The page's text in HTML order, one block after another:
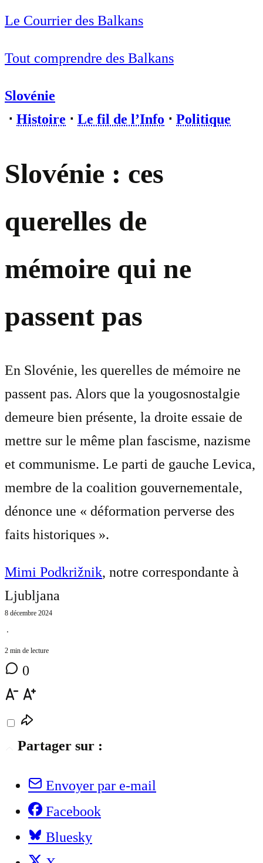
Le Courrier des Balkans
Tout comprendre des Balkans
Slovénie
⋅ Histoire ⋅ Le fil de l’Info ⋅ Politique
Slovénie : ces
querelles de
mémoire qui ne
passent pas
En Slovénie, les querelles de mémoire ne
passent pas. Alors que la yougosnostalgie
demeure bien présente, la droite essaie de
mettre sur le même plan fascisme, nazisme
et communisme. Le parti de gauche Levica,
membre de la coalition gouvernementale,
dénonce une « déformation perverse des
faits historiques ».
Mimi Podkrižnik, notre correspondante à
Ljubljana
8 décembre 2024
⋅
2 min de lecture
0
Partager sur :
Envoyer par e-mail
Facebook
Bluesky